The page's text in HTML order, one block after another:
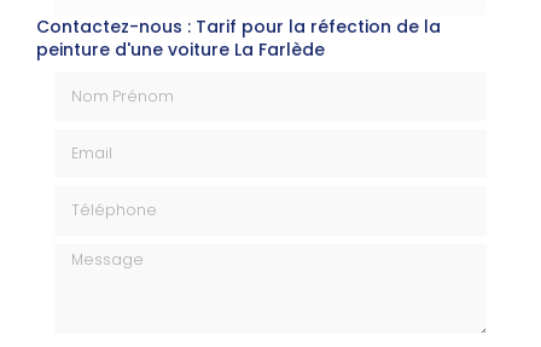
Contactez-nous : Tarif pour la réfection de la
peinture d'une voiture La Farlède
Message